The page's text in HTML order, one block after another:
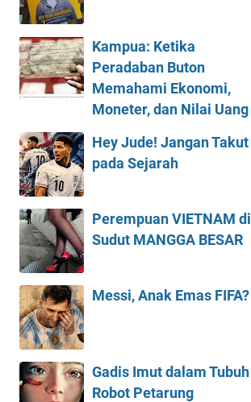
Kampua: Ketika
Peradaban Buton
Memahami Ekonomi,
Moneter, dan Nilai Uang
Hey Jude! Jangan Takut
pada Sejarah
Perempuan VIETNAM di
Sudut MANGGA BESAR
Messi, Anak Emas FIFA?
Gadis Imut dalam Tubuh
Robot Petarung